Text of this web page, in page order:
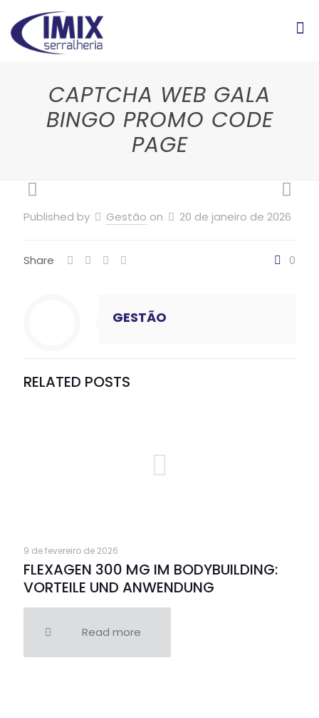
CAPTCHA WEB GALA
BINGO PROMO CODE
PAGE
Published by Gestão on 20 de janeiro de 2026
Share 0
GESTÃO
RELATED POSTS
9 de fevereiro de 2026
FLEXAGEN 300 MG IM BODYBUILDING:
VORTEILE UND ANWENDUNG
Read more